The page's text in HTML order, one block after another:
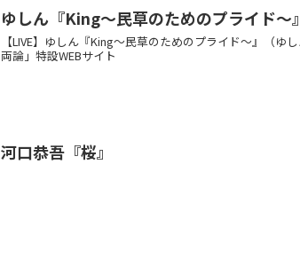
ゆしん『King～民草のためのプライド～』
【LIVE】ゆしん『King～民草のためのプライド～』（
両論」特設WEBサイト
河口恭吾『桜』